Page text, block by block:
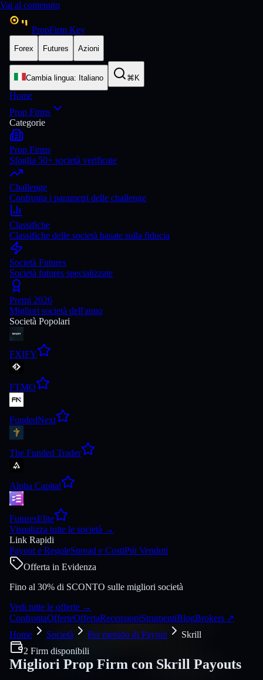
Vai al contenuto
PropFirm Key
Forex Futures Azioni
Cambia lingua: Italiano ⌘K
Home
Prop Firms
Categorie
Prop Firms
Sfoglia 50+ società verificate
Challenge
Confronta i parametri delle challenge
Classifiche
Classifiche delle società basate sulla fiducia
Società Futures
Società futures specializzate
Premi 2026
Migliori società dell'anno
Società Popolari
FXIFY
FTMO
FundedNext
The Funded Trader
Alpha Capital
FuturesElite
Visualizza tutte le società →
Link Rapidi
Payout e RegoleSpread e CostiPiù Venduti
Offerta in Evidenza
Fino al 30% di SCONTO sulle migliori società
Vedi tutte le offerte →
ConfrontaOfferteOffertaRecensioniStrumentiBlogBrokers ↗
Home
Società Per metodo di Payout
Skrill
2 Firm disponibili
Migliori Prop Firm con Skrill Payouts